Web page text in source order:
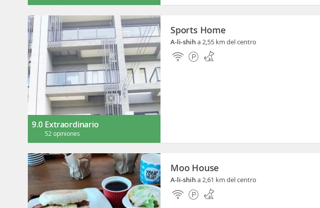
9.0 Extraordinario
52 opiniones
Sports Home
A-li-shiha 2,55 km del centro
Moo House
A-li-shiha 2,61 km del centro